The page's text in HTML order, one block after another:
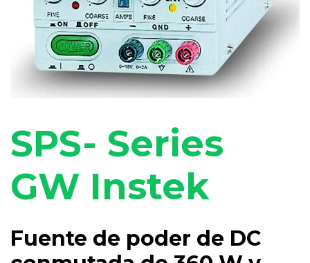
SPS- Series
GW Instek
Fuente de poder de DC